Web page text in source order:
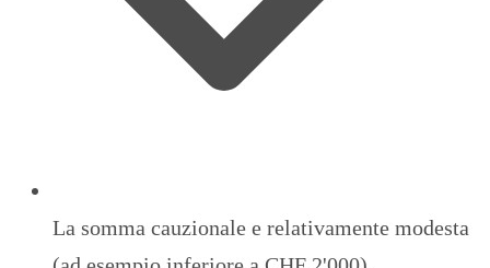
La somma cauzionale e relativamente modesta